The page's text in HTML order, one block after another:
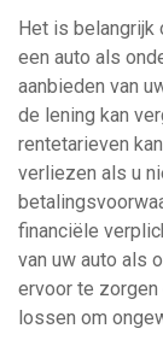
Het is belangrijk
een auto als
aanbieden van
de lening kan
rentetarieven
verliezen als u
financiële
van uw auto als
ervoor te
lossen om